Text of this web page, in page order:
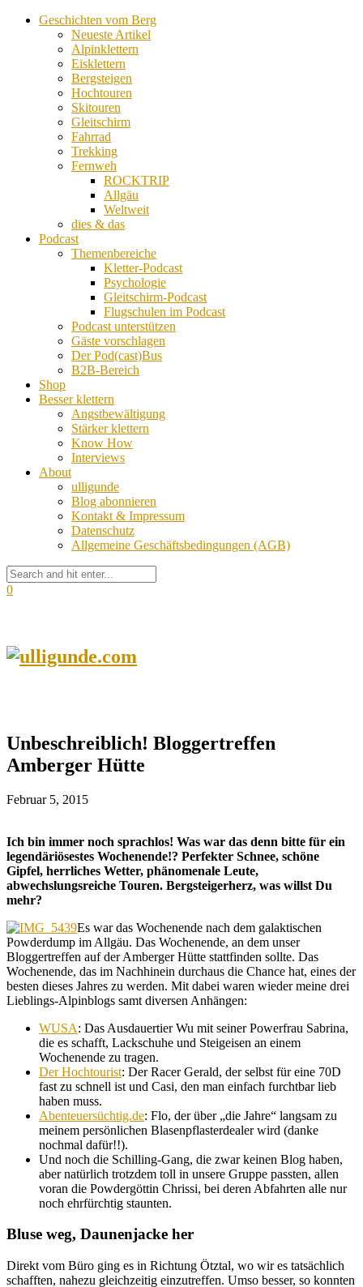
Geschichten vom Berg
Neueste Artikel
Alpinklettern
Eisklettern
Bergsteigen
Hochtouren
Skitouren
Gleitschirm
Fahrrad
Trekking
Fernweh
ROCKTRIP
Allgäu
Weltweit
dies & das
Podcast
Themenbereiche
Kletter-Podcast
Psychologie
Gleitschirm-Podcast
Flugschulen im Podcast
Podcast unterstützen
Gäste vorschlagen
Der Pod(cast)Bus
B2B-Bereich
Shop
Besser klettern
Angstbewältigung
Stärker klettern
Know How
Interviews
About
ulligunde
Blog abonnieren
Kontakt & Impressum
Datenschutz
Allgemeine Geschäftsbedingungen (AGB)
0
Unbeschreiblich! Bloggertreffen
Amberger Hütte
Februar 5, 2015
Ich bin immer noch sprachlos! Was war das denn bitte für ein
legendäriösestes Wochenende!? Perfekter Schnee, schöne
Gipfel, herrliches Wetter, phänomenale Leute,
abwechslungsreiche Touren. Bergsteigerherz, was willst Du
mehr?
Es war das Wochenende nach dem galaktischen
Powderdump im Allgäu. Das Wochenende, an dem unser
Bloggertreffen auf der Amberger Hütte stattfinden sollte. Das
Wochenende, das im Nachhinein durchaus die Chance hat, eines der
besten dieses Jahres zu werden. Mit dabei waren wieder meine drei
Lieblings-Alpinblogs samt diversen Anhängen:
WUSA: Das Ausdauertier Wu mit seiner Powerfrau Sabrina,
die es schafft, Lackschuhe und Steigeisen an einem
Wochenende zu tragen.
Der Hochtourist: Der Racer Gerald, der selbst für eine 70D
fast zu schnell ist und Casi, den man einfach furchtbar lieb
haben muss.
Abenteuersüchtig.de: Flo, der über „die Jahre“ langsam zu
meinem persönlichen Blasenpflasterdealer wird (danke
nochmal dafür!!).
Und noch die Schilling-Gang, die zwar keinen Blog haben,
aber natürlich trotzdem toll in unsere Gruppe passten, allen
voran die Powdergöttin Chrissi, bei deren Abfahrten alle nur
noch ehrfürchtig staunten.
Bluse weg, Daunenjacke her
Direkt vom Büro ging es in Richtung Ötztal, wo wir es tatsächlich
schafften, nahezu gleichzeitig einzutreffen. Umso besser, so konnten